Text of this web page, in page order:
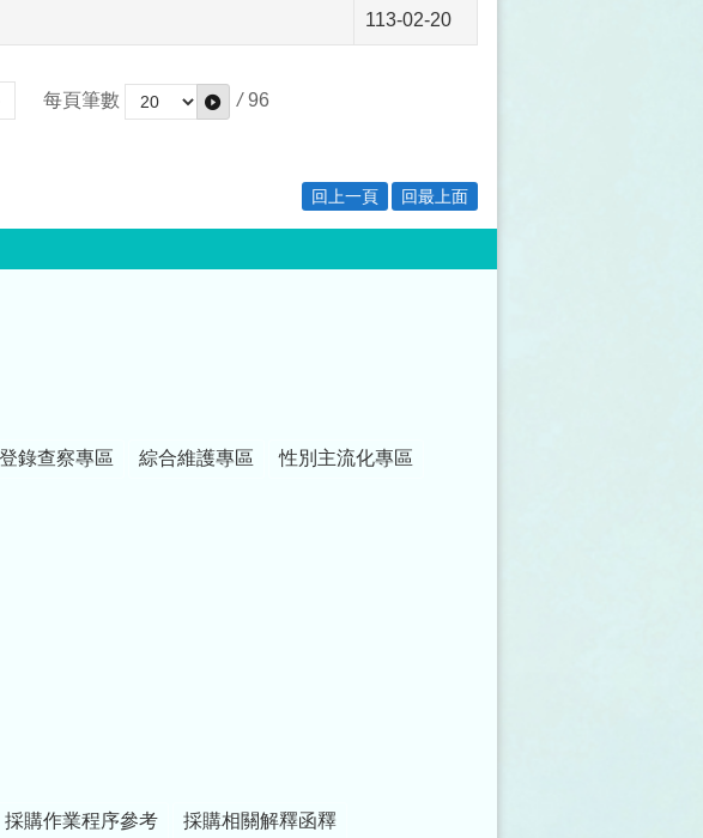
113-02-20
每頁筆數 / 96
回上一頁 回最上面
錄查察專區 綜合維護專區 性別主流化專區
採購作業程序參考 採購相關解釋函釋